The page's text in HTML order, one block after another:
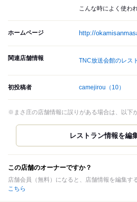
こんな時によく使わ
ホームページ http://
関連店舗情報 TNC放送会館のレス
初投稿者 camejirou （10）
※まさ庄の店舗情報に誤りがある場合は、以下
この店舗のオーナーですか？
店舗会員（無料）になると、店舗情報を編集す
こちら